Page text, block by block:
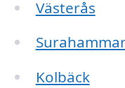
Västerås
Kolbäck